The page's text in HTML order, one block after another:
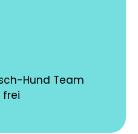
Hund Team
frei